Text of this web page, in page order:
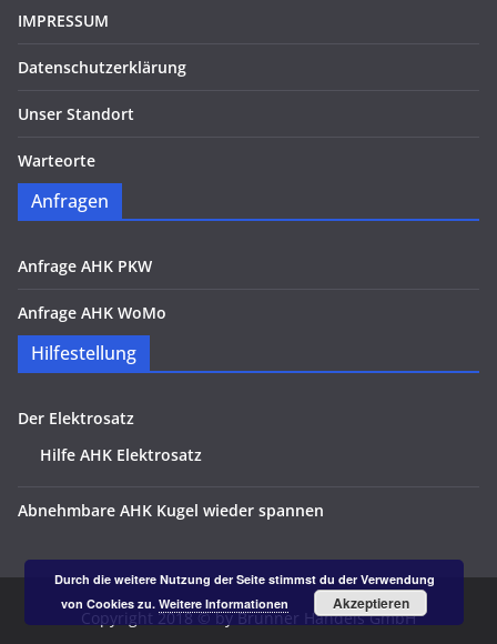
IMPRESSUM
Datenschutzerklärung
Unser Standort
Warteorte
Anfragen
Anfrage AHK PKW
Anfrage AHK WoMo
Hilfestellung
Der Elektrosatz
Hilfe AHK Elektrosatz
Abnehmbare AHK Kugel wieder spannen
Copyright 2018 © by Brunner Handels GmbH
Durch die weitere Nutzung der Seite stimmst du der Verwendung
von Cookies zu.Weitere Informationen Akzeptieren